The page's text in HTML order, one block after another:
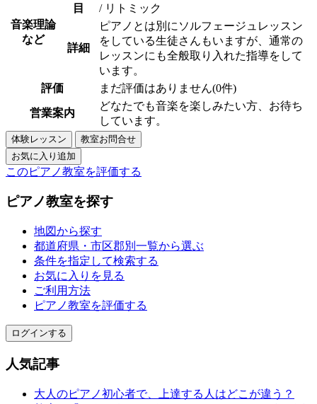
音楽理論
など
目
/ リトミック
詳細
ピアノとは別にソルフェージュレッスン
をしている生徒さんもいますが、通常の
レッスンにも全般取り入れた指導をして
います。
評価
まだ評価はありません(0件)
営業案内
どなたでも音楽を楽しみたい方、お待ち
しています。
このピアノ教室を評価する
ピアノ教室を探す
地図から探す
都道府県・市区郡別一覧から選ぶ
条件を指定して検索する
お気に入りを見る
ご利用方法
ピアノ教室を評価する
ログインする
人気記事
大人のピアノ初心者で、上達する人はどこが違う？